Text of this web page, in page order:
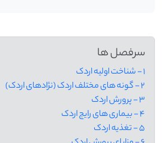
سرفصل ها
1 - شناخت اولیه اردک
2 - گونه های مختلف اردک (نژادهای اردک)
3 - پرورش اردک
4 - بیماری های رایج اردک
5 - تغذیه اردک